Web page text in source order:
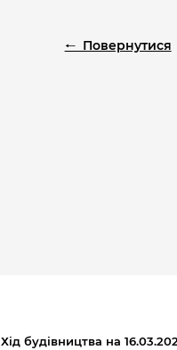
🠐 Повернутися
Хід будівництва на